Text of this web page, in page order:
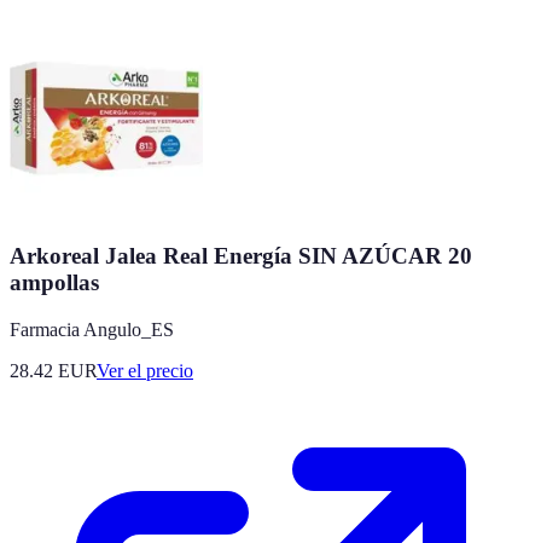
Arkoreal Jalea Real Energía SIN AZÚCAR 20
ampollas
Farmacia Angulo_ES
28.42 EURVer el precio